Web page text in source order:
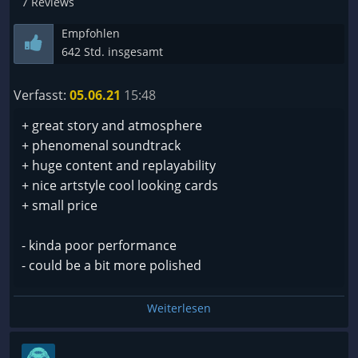
Auch wenn man jedes mal von vorne beginnt,
macht es immer wieder Spaß die Spielfigur zu
etwas anderes zu probieren. Die Geschichte rundet
das ganze ab. Tainted Grail bietet viele Stunde beste
Unterhaltung.
Empfohlen
642 Std. insgesamt
Verfasst: 05.06.21 15:48
+ great story and atmosphere
+ phenomenal soundtrack
+ huge content and replayability
+ nice artstyle cool looking cards
+ small price
- kinda poor performance
- could be a bit more polished
Weiterlesen